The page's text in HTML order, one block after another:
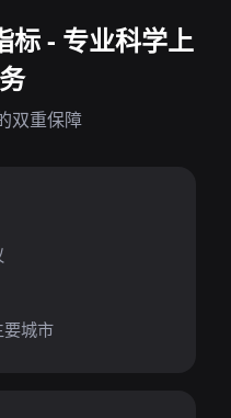
- 专业科学上
双重保障
城市